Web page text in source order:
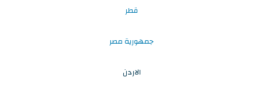
قطر
جمهورية مصر
الاردن